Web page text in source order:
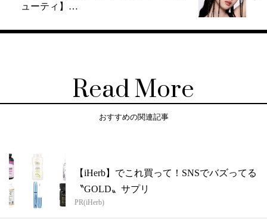
ューティ】…
Read More
おすすめの関連記事
【iHerb】でこれ買って！SNSでバズってる
〝GOLD〟サプリ
PR(iHerb)